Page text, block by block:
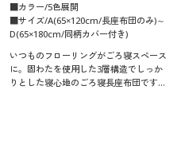
■カラー/5色展開
■サイズ/A(65×120cm/長座布団のみ)～
D(65×180cm/同柄カバー付き)
いつものフローリングがごろ寝スペース
に。固わたを使用した3層構造でしっか
りとした寝心地のごろ寝長座布団です。